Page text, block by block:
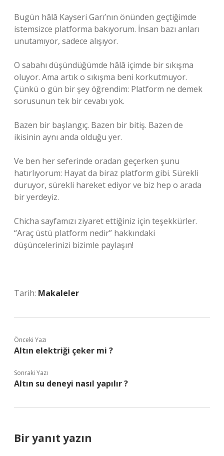
Bugün hâlâ Kayseri Garı’nın önünden geçtiğimde
istemsizce platforma bakıyorum. İnsan bazı anları
unutamıyor, sadece alışıyor.
O sabahı düşündüğümde hâlâ içimde bir sıkışma
oluyor. Ama artık o sıkışma beni korkutmuyor.
Çünkü o gün bir şey öğrendim: Platform ne demek
sorusunun tek bir cevabı yok.
Bazen bir başlangıç. Bazen bir bitiş. Bazen de
ikisinin aynı anda olduğu yer.
Ve ben her seferinde oradan geçerken şunu
hatırlıyorum: Hayat da biraz platform gibi. Sürekli
duruyor, sürekli hareket ediyor ve biz hep o arada
bir yerdeyiz.
Chicha sayfamızı ziyaret ettiğiniz için teşekkürler.
“Araç üstü platform nedir” hakkındaki
düşüncelerinizi bizimle paylaşın!
Tarih: Makaleler
Önceki Yazı
Altın elektriği çeker mi ?
Sonraki Yazı
Altın su deneyi nasıl yapılır ?
Bir yanıt yazın